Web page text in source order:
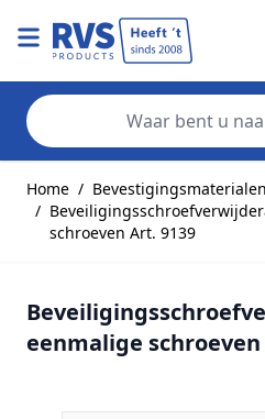
Home / Bevestigingsmaterialen
/
schroeven Art. 9139
eenmalige schroeven